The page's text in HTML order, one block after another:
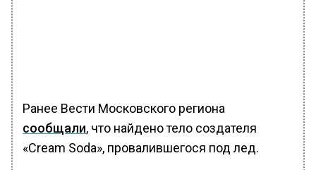
Ранее Вести Московского региона
сообщали, что найдено тело создателя
«Cream Soda», провалившегося под лед.